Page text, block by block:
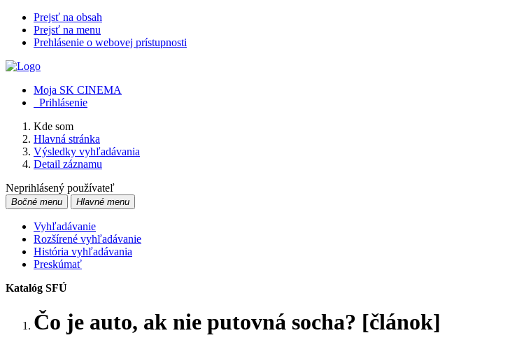
Prejsť na obsah
Prejsť na menu
Prehlásenie o webovej prístupnosti
Moja SK CINEMA
Prihlásenie
Kde som
Hlavná stránka
Výsledky vyhľadávania
Detail záznamu
Neprihlásený používateľ
Bočné menu Hlavné menu
Vyhľadávanie
Rozšírené vyhľadávanie
História vyhľadávania
Preskúmať
Katalóg SFÚ
Čo je auto, ak nie putovná socha? [článok]